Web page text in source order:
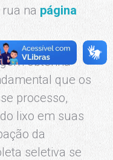
na página
obtenha
que os
processo,
lixo em suas
da
seletiva se